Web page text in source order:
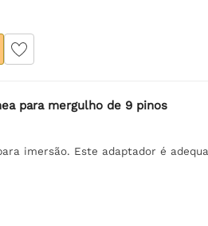
para mergulho de 9 pinos
imersão. Este adaptador é